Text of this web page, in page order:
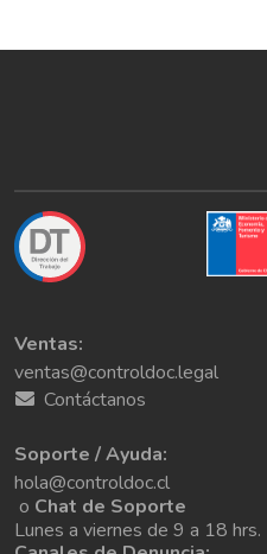
Ventas:
ventas@controldoc.legal
Contáctanos
Soporte / Ayuda:
hola@controldoc.cl
o Chat de Soporte
Lunes a viernes de 9 a 18 hrs.